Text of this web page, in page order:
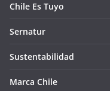
Chile Es Tuyo
Sernatur
Sustentabilidad
Marca Chile